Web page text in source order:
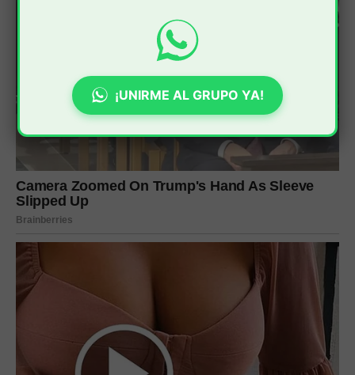
¡UNIRME AL GRUPO YA!